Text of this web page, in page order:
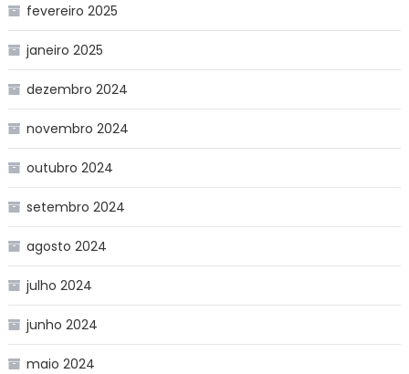
fevereiro 2025
janeiro 2025
dezembro 2024
novembro 2024
outubro 2024
setembro 2024
agosto 2024
julho 2024
junho 2024
maio 2024